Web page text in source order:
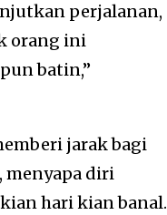
perjalanan,
orang ini
batin,”
jarak bagi
menyapa diri
hari kian banal.